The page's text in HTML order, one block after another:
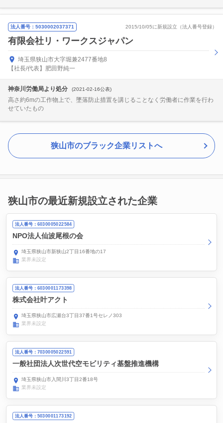
法人番号：5030002037371 2015/10/05に新規設立（法人番号登録）
有限会社リ・ワークスジャパン
埼玉県狭山市大字堀兼2477番地8
【社長/代表】肥田野純一
神奈川労働局より処分 (2021-02-16公表)
高さ約6mの工作物上で、墜落防止措置を講じることなく労働者に作業を行わ
せていたもの
狭山市のブラック企業リストへ
狭山市の最近新規設立された企業
法人番号：6030005022584
NPO法人仙波尾根の会
埼玉県狭山市新狭山2丁目16番地の17
業界未設定
法人番号：6030001173398
株式会社叶アクト
埼玉県狭山市広瀬台3丁目37番1号セレノ303
業界未設定
法人番号：7030005022591
一般社団法人次世代空モビリティ基盤推進機構
埼玉県狭山市入間川3丁目2番18号
業界未設定
法人番号：5030001173192